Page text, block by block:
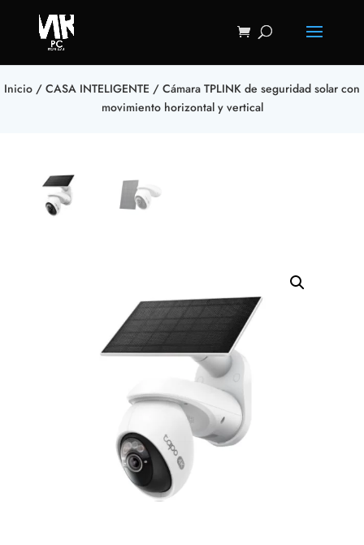
Inicio / CASA INTELIGENTE / Cámara TPLINK de seguridad solar con
movimiento horizontal y vertical